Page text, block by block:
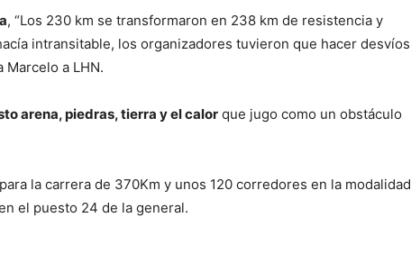
, “Los 230 km se transformaron en 238 km de resistencia y
intransitable, los organizadores tuvieron que hacer desvíos
Marcelo a LHN.
arena, piedras, tierra y el calor que jugo como un obstáculo
la carrera de 370Km y unos 120 corredores en la modalidad
el puesto 24 de la general.